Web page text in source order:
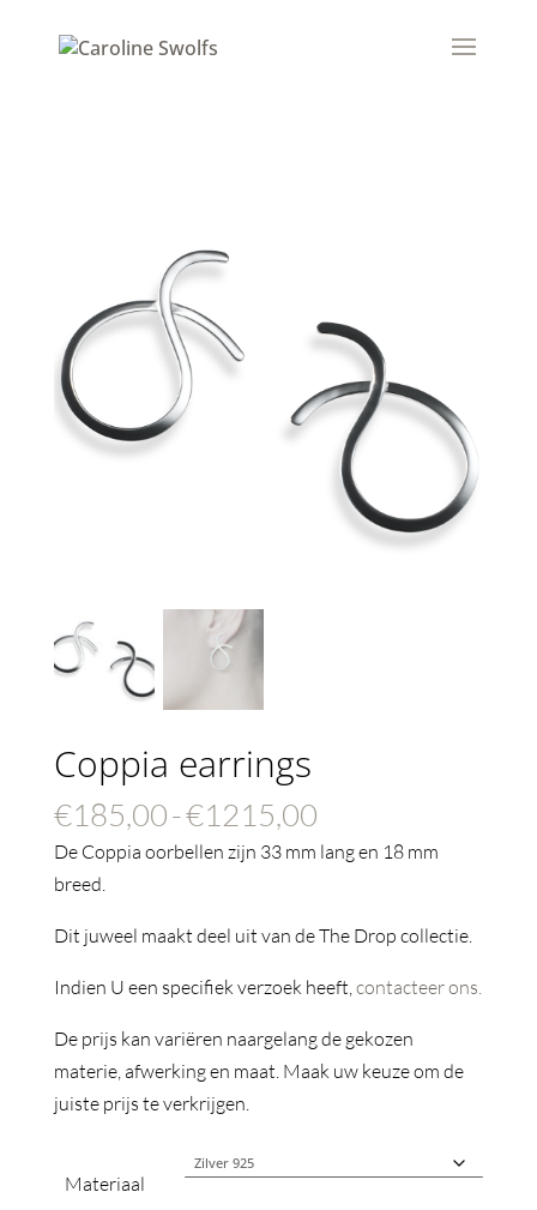
Coppia earrings
€185,00-€1215,00Prijsklasse:
€185,00
De Coppia oorbellen zijn 33 mm lang en 18 mm
breed.
Dit juweel maakt deel uit van de The Drop collectie.
Indien U een specifiek verzoek heeft,contacteer ons.
De prijs kan variëren naargelang de gekozen
materie, afwerking en maat. Maak uw keuze om de
juiste prijs te verkrijgen.
Materiaal